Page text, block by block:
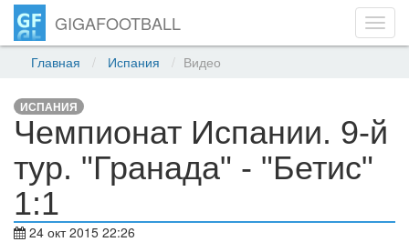
GIGAFOOTBALL
Главная Испания Видео
ИСПАНИЯ
Чемпионат Испании. 9-й
тур. "Гранада" - "Бетис"
1:1
24 окт 2015 22:26